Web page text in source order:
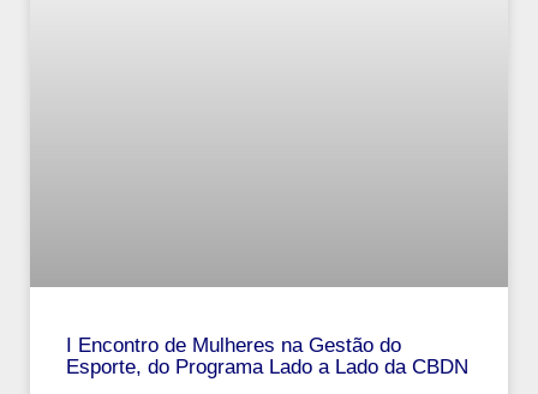
I Encontro de Mulheres na Gestão do
Esporte, do Programa Lado a Lado da CBDN